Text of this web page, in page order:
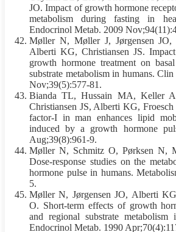
JO. Impact of growth hormone
metabolism duringfasting in
Endocrinol Metab. 2009
Møller N, Møller J, Jørgensen JO,
Alberti KG, Christiansen JS.
growth hormone treatment on
substrate metabolism in humans.
Nov;39(5):577-81.
Bianda TL, Hussain MA, Keller
Christiansen JS, Alberti KG,
factor-I in man enhances lipid
induced by a growth hormone
Aug;39(8):961-9.
Møller N, Schmitz O, Pørksen N,
Dose-response studies on the
hormone pulse in humans.
5.
Møller N, Jørgensen JO, Alberti
O. Short-term effects of growth
and regional substrate
Endocrinol Metab. 1990